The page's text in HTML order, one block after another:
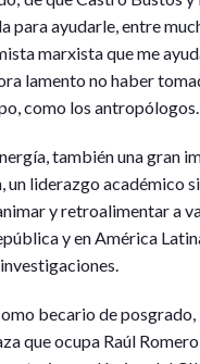
para ayudarle, entre
marxista que me
lamento no haber
como los antropólogos.
también una gran
liderazgo académico
y retroalimentar a
y en América
becario de
que ocupa Raúl